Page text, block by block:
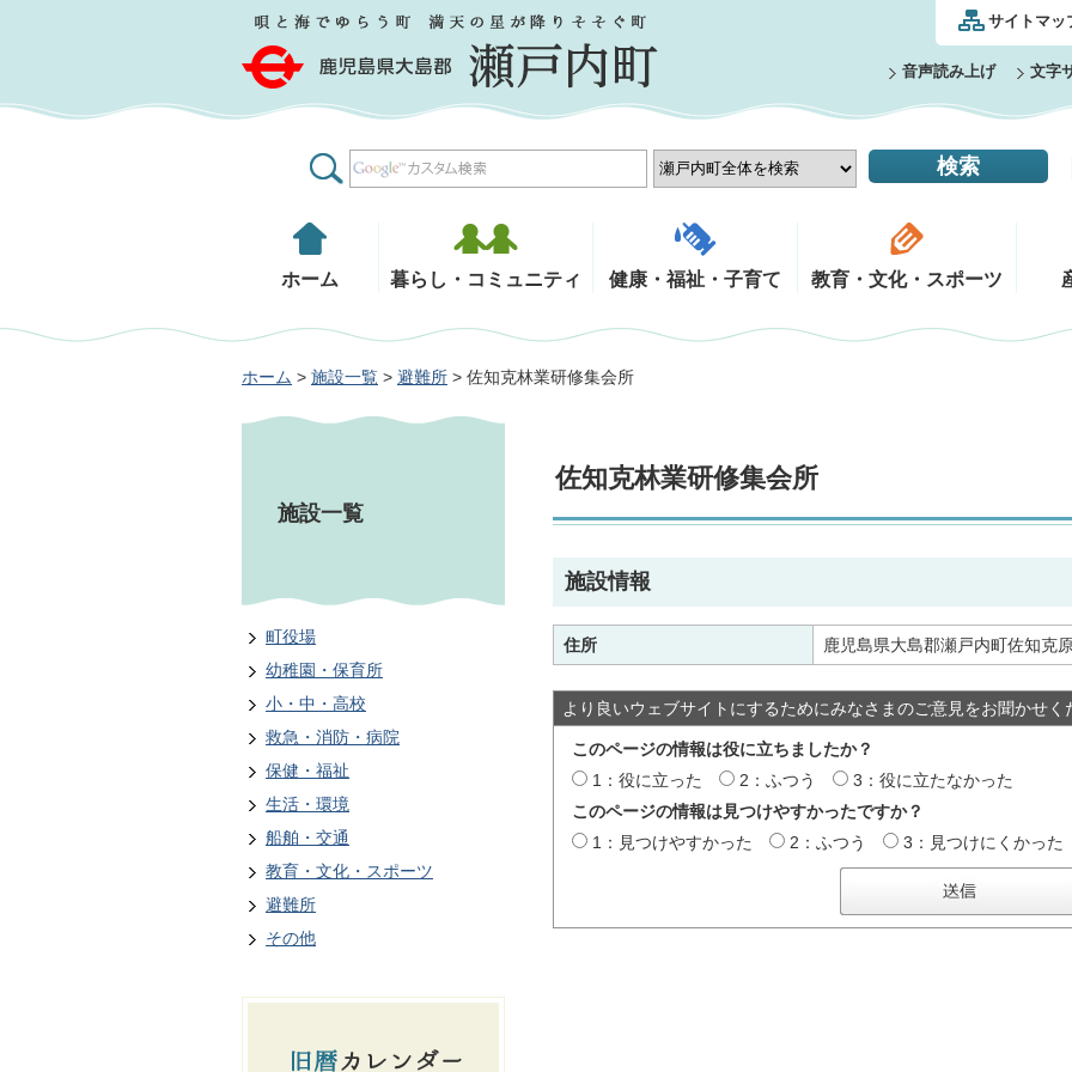
鹿児島県大島郡 瀬戸内町 サイトマッ
音声読み上げ 文字
ホーム 暮らし・コミュニティ 健康・福祉・子育て 教育・文化・スポーツ
ホーム > 施設一覧 > 避難所 > 佐知克林業研修集会所
施設一覧
町役場
幼稚園・保育所
小・中・高校
救急・消防・病院
保健・福祉
生活・環境
船舶・交通
教育・文化・スポーツ
避難所
その他
佐知克林業研修集会所
施設情報
住所 鹿児島県大島郡瀬戸内町佐知克
より良いウェブサイトにするためにみなさまのご意見をお聞かせく
このページの情報は役に立ちましたか？
1：役に立った
2：ふつう
3：役に立たなかった
このページの情報は見つけやすかったですか？
1：見つけやすかった
2：ふつう 3：見つけにくかった